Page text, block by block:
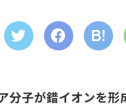
分子が錯イオンを形